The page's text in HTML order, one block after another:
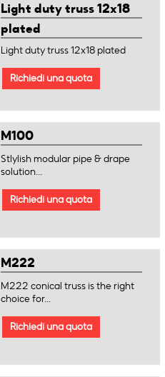
Light duty truss 12x18
plated
Light duty truss 12x18 plated
Richiedi una quota
M100
Stlylish modular pipe & drape
solution...
Richiedi una quota
M222
M222 conical truss is the right
choice for...
Richiedi una quota